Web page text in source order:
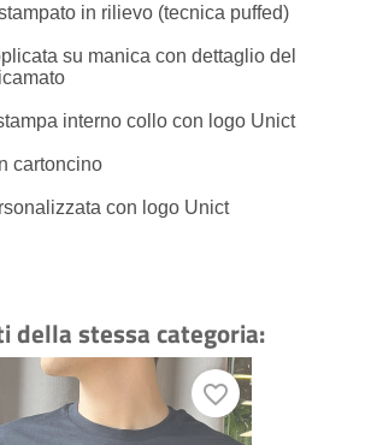
in rilievo (tecnica puffed)
su manica con dettaglio del
interno collo con logo Unict
cartoncino
con logo Unict
della stessa categoria:
favorite_border